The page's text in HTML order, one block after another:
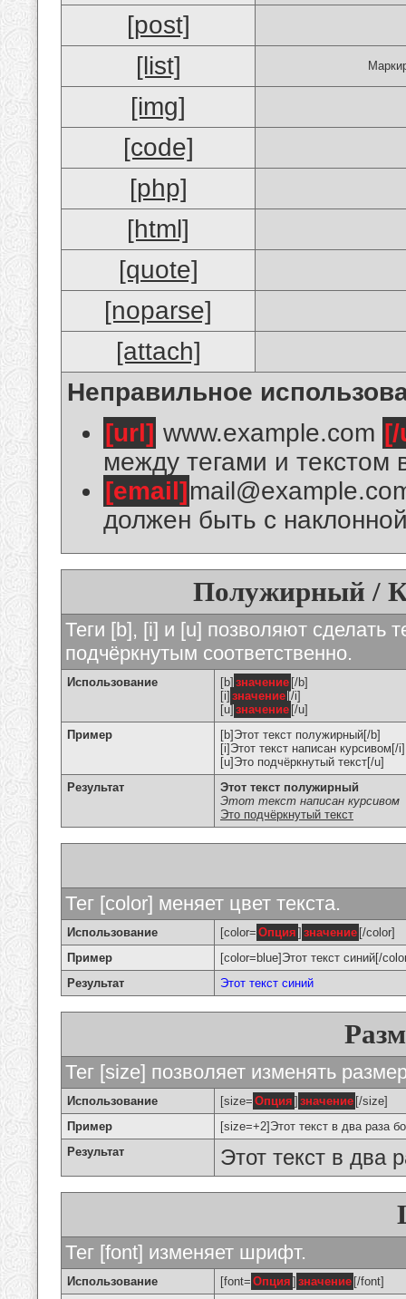
[post]
[list]
[img]
[code]
[php]
[html]
[quote]
[noparse]
[attach]
Неправильное
[url] www.example.com
между тегами и текстом
[email]
должен быть с
Полужирный /
Теги [b], [i] и [u] позволяют сделать
подчёркнутым соответственно.
Использование [b] значение [/b]
[i] значение [/i]
[u] значение [/u]
Пример
[b]Этот текст полужирный[/b]
[i]Этот текст написан курсивом[/i]
[u]Это подчёркнутый текст[/u]
Результат
Этот текст полужирный
Этот текст написан курсивом
Это подчёркнутый текст
Тег [color] меняет цвет текста.
Использование [color= Опция ] значение [/color]
Пример
[color=blue]Этот текст синий[/
Результат
Этот текст синий
Тег [size] позволяет изменять
Использование [size= Опция ] значение [/size]
Пример
[size=+2]Этот текст в два раза
Результат
Этот текст в два
Тег [font] изменяет шрифт.
Использование [font= Опция ] значение [/font]